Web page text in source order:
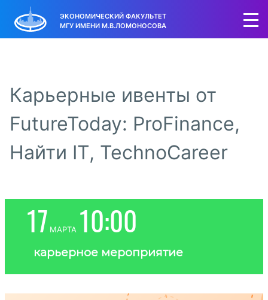
ЭКОНОМИЧЕСКИЙ ФАКУЛЬТЕТ
МГУ ИМЕНИ М.В.ЛОМОНОСОВА
Карьерные ивенты от
FutureToday: ProFinance,
Найти IT, TechnoCareer
17 марта 10:00
карьерное мероприятие